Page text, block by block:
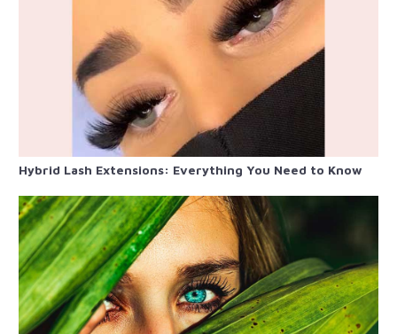
Hybrid Lash Extensions: Everything You Need to Know